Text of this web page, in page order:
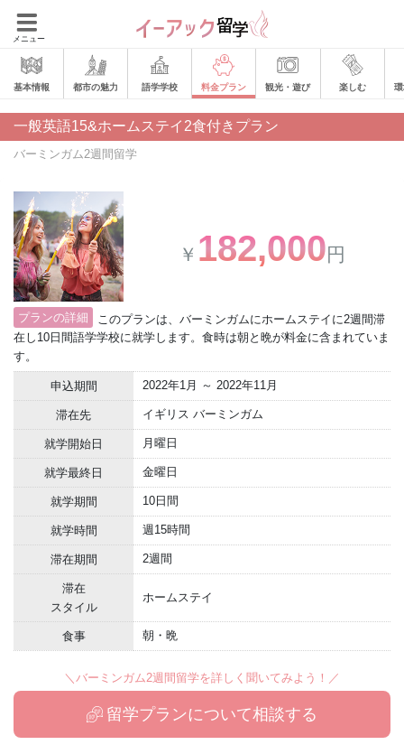
メニュー
基本情報 都市の魅力 語学学校 料金プラン 観光・遊び 楽しむ
一般英語15&ホームステイ2食付きプラン
バーミンガム2週間留学
￥ 182,000円
プランの詳細
このプランは、バーミンガムにホームステイに2週間滞
在し10日間語学学校に就学します。食時は朝と晩が料金に含まれていま
す。
申込期間 2022年1月 ～ 2022年11月
滞在先 イギリス バーミンガム
就学開始日 月曜日
就学最終日 金曜日
就学期間 10日間
就学時間 週15時間
滞在期間 2週間
滞在
スタイル
ホームステイ
食事 朝・晩
＼バーミンガム2週間留学を詳しく聞いてみよう！／
留学プランについて相談する